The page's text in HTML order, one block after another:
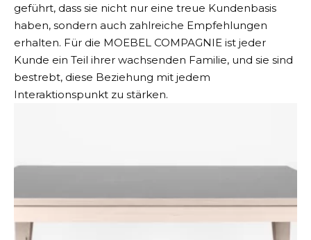
geführt, dass sie nicht nur eine treue Kundenbasis
haben, sondern auch zahlreiche Empfehlungen
erhalten. Für die MOEBEL COMPAGNIE ist jeder
Kunde ein Teil ihrer wachsenden Familie, und sie sind
bestrebt, diese Beziehung mit jedem
Interaktionspunkt zu stärken.